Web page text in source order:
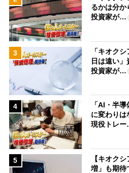
るかは分か
投資家が…
3
「キオク
日は遠い
投資家が…
4
「AI・半
に変わりは
現役トレ
5
【キオク
増」も期待